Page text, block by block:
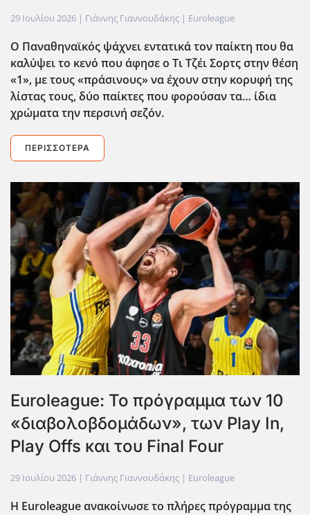
29 Ιουλίου 2026 | Γιάννης Γιαννουδάκης | Euroleague
Ο Παναθηναϊκός ψάχνει εντατικά τον παίκτη που θα
καλύψει το κενό που άφησε ο Τι Τζέι Σορτς στην θέση
«1», με τους «πράσινους» να έχουν στην κορυφή της
λίστας τους, δύο παίκτες που φορούσαν τα… ίδια
χρώματα την περσινή σεζόν.
ΠΕΡΙΣΣΌΤΕΡΑ
Euroleague: Το πρόγραμμα των 10
«διαβολοβδομάδων», των Play In,
Play Offs και του Final Four
29 Ιουλίου 2026 | Γιάννης Γιαννουδάκης | Euroleague
Η Euroleagueανακοίνωσε το πλήρες πρόγραμμα της